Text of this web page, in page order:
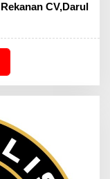
CV,Darul